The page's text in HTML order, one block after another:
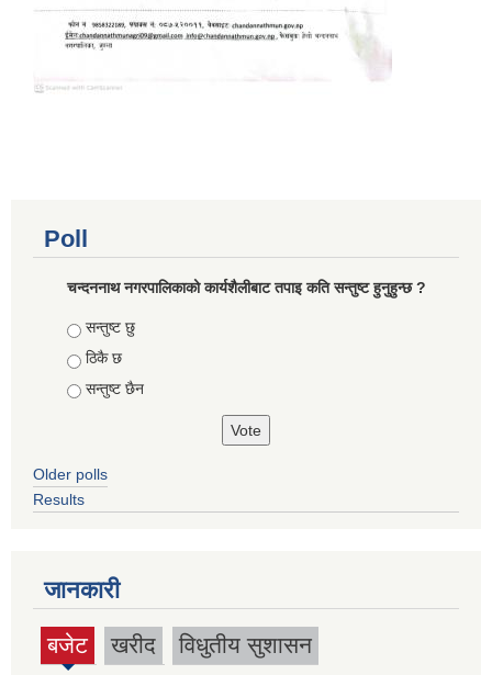
Poll
चन्दननाथ नगरपालिकाको कार्यशैलीबाट तपाइ कति सन्तुष्ट हुनुहुन्छ ?
Choices
सन्तुष्ट छु
ठिकै छ
सन्तुष्ट छैन
Older polls
Results
जानकारी
बजेट
(active
खरीद विधुतीय सुशासन